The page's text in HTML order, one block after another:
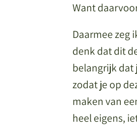
Want
Daarmee zeg
denk dat dit
belangrijk dat
zodat je op
maken van
heel eigens,